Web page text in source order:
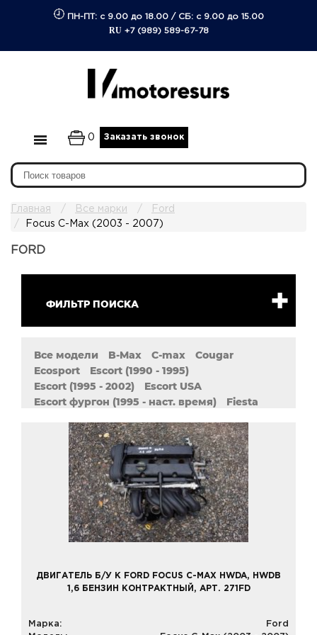
ПН-ПТ: с 9.00 до 18.00/ СБ: с 9.00 до 15.00
RU +7 (989) 589-67-78
0 Заказать звонок
Главная Все марки
Ford
Focus C-Max (2003 - 2007)
FORD
ФИЛЬТР ПОИСКА
Все модели B-Max C-max
Cougar
Ecosport
Escort (1990 - 1995)
Escort (1995 - 2002)
Escort USA
Escort фургон (1995 - наст. время)
Fiesta
Focus 3 (2010 - наст. время)
Focus 4 (2018 - наст. время)
Focus 4 (2019 - 2025)
Focus C-Max (2003 - 2007)
Fusion
Galaxy I (1995 - 2006)
Galaxy II (2006 - 2015)
Grand C-Max
KA I (1996 - 2008)
KA II (2008 - наст. Время)
Kuga I (2008 - 2013)
Maverick I (1993 - 1998)
Maverick II (2001 - 2008)
Mondeo III (2000 - 2007)
ДВИГАТЕЛЬ Б/У К FORD FOCUS C-MAX HWDA, HWDB
1,6 БЕНЗИН КОНТРАКТНЫЙ, АРТ. 271FD
Марка:
Ford